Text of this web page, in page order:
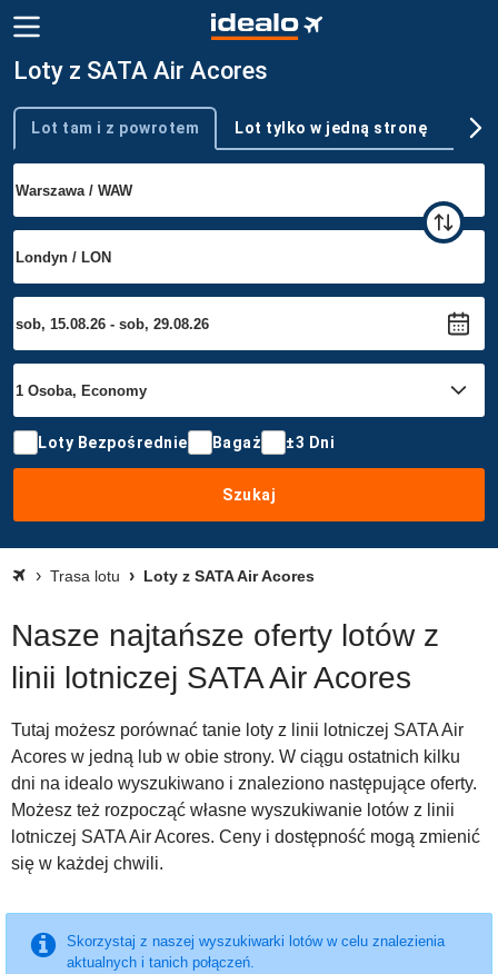
Loty z SATA Air Acores
Typ podróży
Lot tam i z powrotem Lot tylko w jedną stronę
Loty Bezpośrednie Bagaż ±3 Dni
Szukaj
Trasa lotu Loty z SATA Air Acores
Nasze najtańsze oferty lotów z
linii lotniczej SATA Air Acores
Tutaj możesz porównać tanie loty z linii lotniczej SATA Air
Acores w jedną lub w obie strony. W ciągu ostatnich kilku
dni na idealo wyszukiwano i znaleziono następujące oferty.
Możesz też rozpocząć własne wyszukiwanie lotów z linii
lotniczej SATA Air Acores. Ceny i dostępność mogą zmienić
się w każdej chwili.
Skorzystaj z naszej wyszukiwarki lotów w celu znalezienia
aktualnych i tanich połączeń.